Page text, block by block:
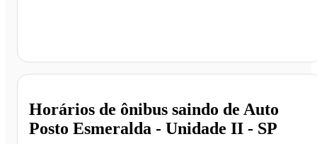
Horários de ônibus saindo de Auto
Posto Esmeralda - Unidade II - SP